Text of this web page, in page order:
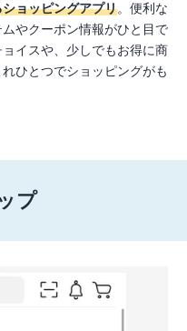
ョッピングアプリ。便利な
やクーポン情報がひと目で
イスや、少しでもお得に商
ひとつでショッピングがも
プ